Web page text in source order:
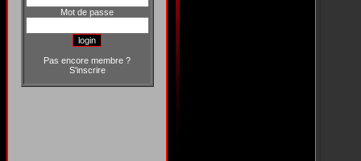
Mot de passe
Pas encore membre ?
S'inscrire